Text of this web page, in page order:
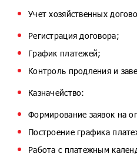
Учет хозяйственных
Регистрация договора;
График платежей;
Контроль продления и
Казначейство:
Формирование заявок на
Построение графика
Работа с платежным